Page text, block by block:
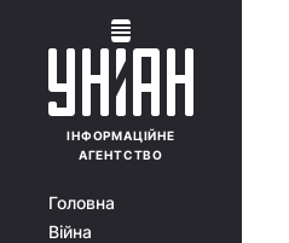
ІНФОРМАЦІЙНЕ
АГЕНТСТВО
Головна
Війна